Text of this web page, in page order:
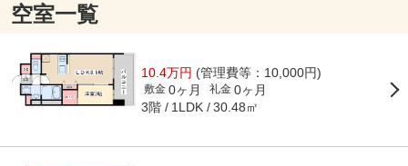
空室一覧
10.4万円 (管理費等：10,000円)
敷金 0ヶ月 礼金 0ヶ月
3階 1LDK 30.48㎡